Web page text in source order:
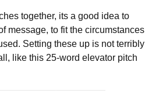
together, its a good idea to
message, to fit the circumstances
Setting these up is not terribly
like this 25-word elevator pitch